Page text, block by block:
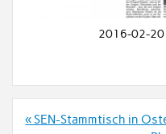
2016-02-20
Beitrags-
« SEN-Stammtisch in